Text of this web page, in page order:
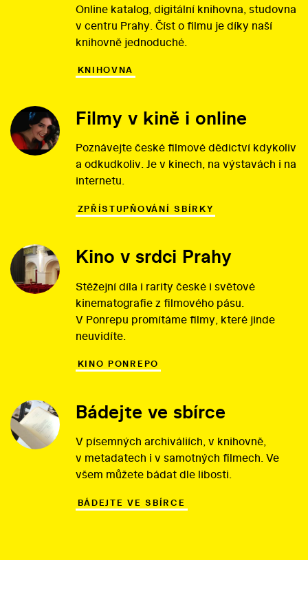
Online katalog, digitální knihovna, studovna
v centru Prahy. Číst o filmu je díky naší
knihovně jednoduché.
KNIHOVNA
Filmy v kině i online
Poznávejte české filmové dědictví kdykoliv
a odkudkoliv. Je v kinech, na výstavách i na
internetu.
ZPŘÍSTUPŇOVÁNÍ SBÍRKY
Kino v srdci Prahy
Stěžejní díla i rarity české i světové
kinematografie z filmového pásu.
V Ponrepu promítáme filmy, které jinde
neuvidíte.
KINO PONREPO
Bádejte ve sbírce
V písemných archiváliích, v knihovně,
v metadatech i v samotných filmech. Ve
všem můžete bádat dle libosti.
BÁDEJTE VE SBÍRCE